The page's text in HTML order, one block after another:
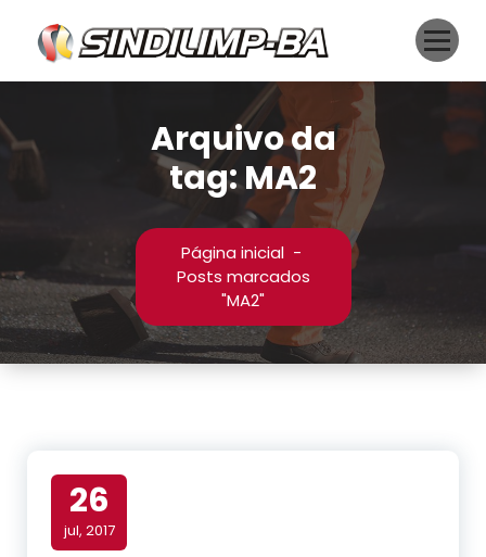
conteúdo
Arquivo da
tag: MA2
Página inicial-
Posts marcados
"MA2"
26
jul, 2017